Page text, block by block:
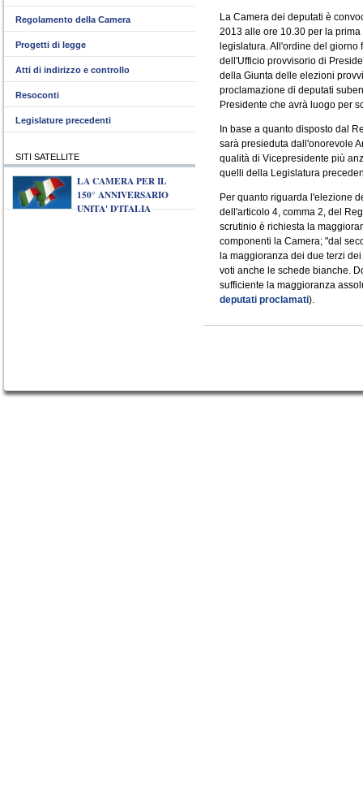
La Camera dei deputati è
2013 alle ore 10.30 per la
legislatura. All'ordine del giorno
dell'Ufficio provvisorio di
della Giunta delle elezioni
proclamazione di deputati
Presidente che avrà luogo per
In base a quanto disposto dal
sarà presieduta dall'onorevole
qualità di Vicepresidente più
quelli della Legislatura
Per quanto riguarda l'elezione
dell'articolo 4, comma 2, del
scrutinio è richiesta la
componenti la Camera; "dal
la maggioranza dei due terzi
voti anche le schede bianche.
sufficiente la maggioranza
deputati proclamati).
Regolamento della Camera
Progetti di legge
Atti di indirizzo e controllo
Resoconti
Legislature precedenti
SITI SATELLITE
LA CAMERA PER IL
150° ANNIVERSARIO
UNITA' D'ITALIA